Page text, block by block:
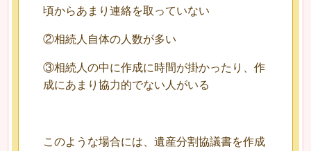
頃からあまり連絡を取っていない
②相続人自体の人数が多い
③相続人の中に作成に時間が掛かったり、作
成にあまり協力的でない人がいる
このような場合には、遺産分割協議書を作成